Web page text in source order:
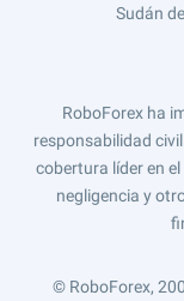
Sudán
RoboForex ha
responsabilidad
cobertura líder en
negligencia y
© RoboForex,